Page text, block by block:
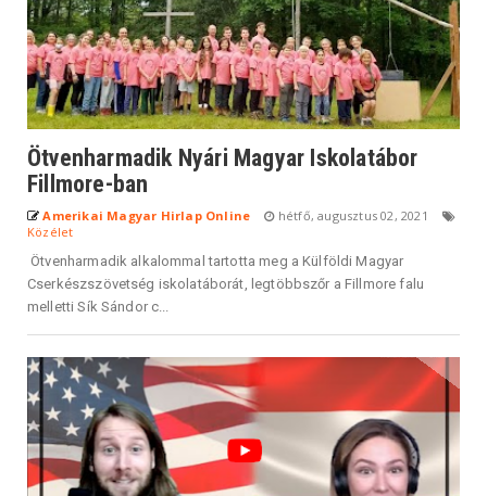
Ötvenharmadik Nyári Magyar Iskolatábor
Fillmore-ban
Amerikai Magyar Hirlap Online
hétfő, augusztus 02, 2021
Közélet
Ötvenharmadik alkalommal tartotta meg a Külföldi Magyar
Cserkészszövetség iskolatáborát, legtöbbszőr a Fillmore falu
melletti Sík Sándor c...